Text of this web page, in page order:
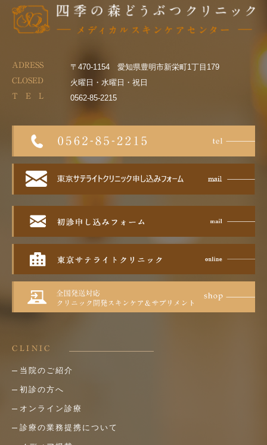
ADRESS 〒470-1154 愛知県豊明市新栄町1丁目179
CLOSED 火曜日・水曜日・祝日
T E L 0562-85-2215
CLINIC
当院のご紹介
初診の方へ
オンライン診療
診療の業務提携について